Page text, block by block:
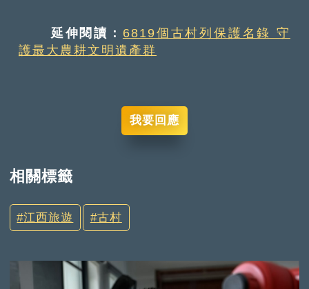
延伸閱讀： 6819個古村列保護名錄 守
護最大農耕文明遺產群
我要回應
相關標籤
江西旅遊 古村